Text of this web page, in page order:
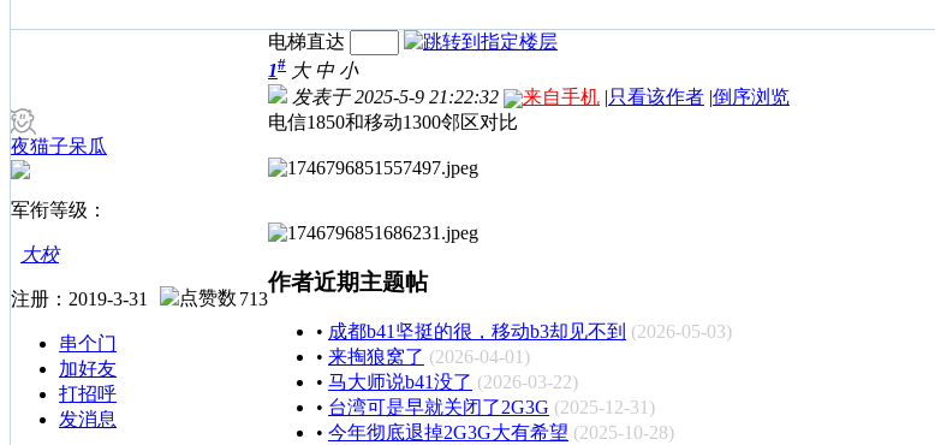
夜猫子呆瓜
军衔等级：
大校
注册：2019-3-31 713
串个门
加好友
打招呼
发消息
电梯直达
1# 大 中 小
发表于 2025-5-9 21:22:32
来自手机 |只看该作者 |倒序浏览
电信1850和移动1300邻区对比
作者近期主题帖
• 成都b41坚挺的很，移动b3却见不到 (2026-05-03)
• 来掏狼窝了 (2026-04-01)
• 马大师说b41没了 (2026-03-22)
• 台湾可是早就关闭了2G3G (2025-12-31)
• 今年彻底退掉2G3G大有希望 (2025-10-28)